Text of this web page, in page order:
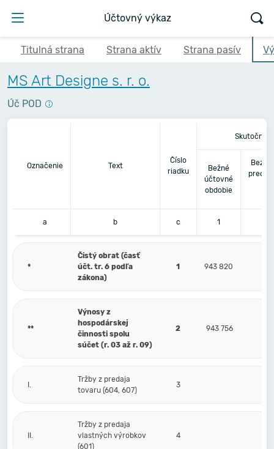
Účtovný výkaz
Titulná strana Strana aktív Strana pasív
MS Art Designe s. r. o.
Úč POD
Označenie Text
Číslo
riadku
Skutočnosť
Bežné
účtovné
obdobie
a b c 1
*
Čistý obrat (časť
účt. tr. 6 podľa
zákona)
1 943 820
**
Výnosy z
hospodárskej
činnosti spolu
súčet (r. 03 až r. 09)
2 943 756
I.
Tržby z predaja
tovaru (604, 607)
3
II.
Tržby z predaja
vlastných výrobkov
(601)
4